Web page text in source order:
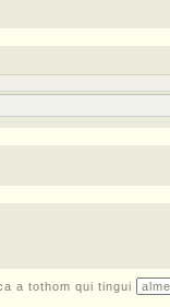
a tothom qui tingui